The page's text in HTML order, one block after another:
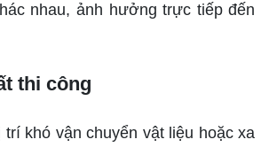
nhau, ảnh hưởng trực tiếp đến
thi công
khó vận chuyển vật liệu hoặc xa